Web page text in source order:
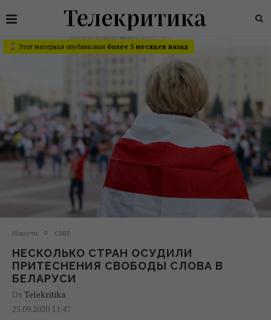
Этот материал опубликован более 5 месяцев назад
Новости СМИ
НЕСКОЛЬКО СТРАН ОСУДИЛИ
ПРИТЕСНЕНИЯ СВОБОДЫ СЛОВА В
БЕЛАРУСИ
От Telekritika
25.09.2020 11:47